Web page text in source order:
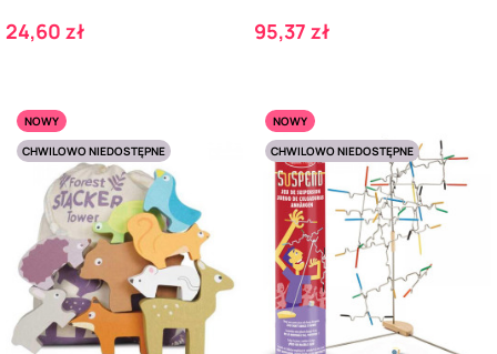
Cena
24,60 zł Cena
95,37 zł
NOWY
CHWILOWO NIEDOSTĘPNE
NOWY
CHWILOWO NIEDOSTĘPNE